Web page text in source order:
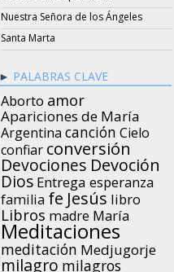
Nuestra Señora de los Ángeles
Santa Marta
PALABRAS CLAVE
Aborto amor
Apariciones de María
Argentina canción Cielo
confiar conversión
Devociones Devoción
Dios Entrega esperanza
familia fe Jesús libro
Libros madre María
Meditaciones
meditación Medjugorje
milagro milagros